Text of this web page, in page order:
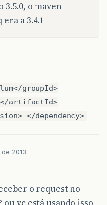
3.5.0, o maven
a 3.4.1
groupId>
artifactId>
</dependency>
de 2013
o request no
vc está usando isso